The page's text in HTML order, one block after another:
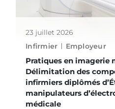
23 juillet 2026
Infirmier
Employeur
Pratiques en imagerie
Délimitation des
infirmiers diplômés
manipulateurs
médicale